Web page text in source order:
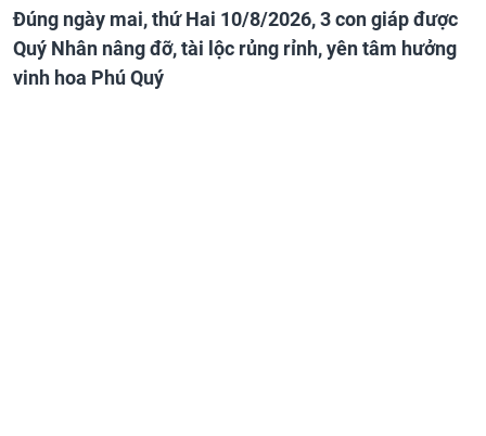
Đúng ngày mai, thứ Hai 10/8/2026, 3 con giáp được
Quý Nhân nâng đỡ, tài lộc rủng rỉnh, yên tâm hưởng
vinh hoa Phú Quý